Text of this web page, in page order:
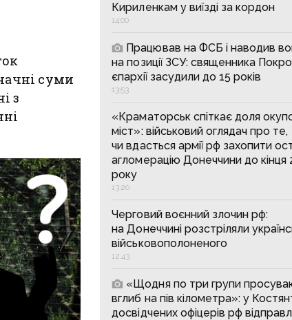
суми
з
Кириленкам у виїзді за кордон
14:00
Працював на ФСБ і наводив
на позиції ЗСУ: священника
єпархії засудили до 15 років
13:53
«Краматорськ спіткає доля
міст»: військовий оглядач про те,
чи вдасться армії рф захопити
агломерацію Донеччини до кінця
року
13:20
Черговий воєнний злочин рф:
на Донеччині розстріляли
військовополоненого
12:43
«Щодня по три групи
вглиб на пів кілометра»: у
досвідчених офіцерів рф